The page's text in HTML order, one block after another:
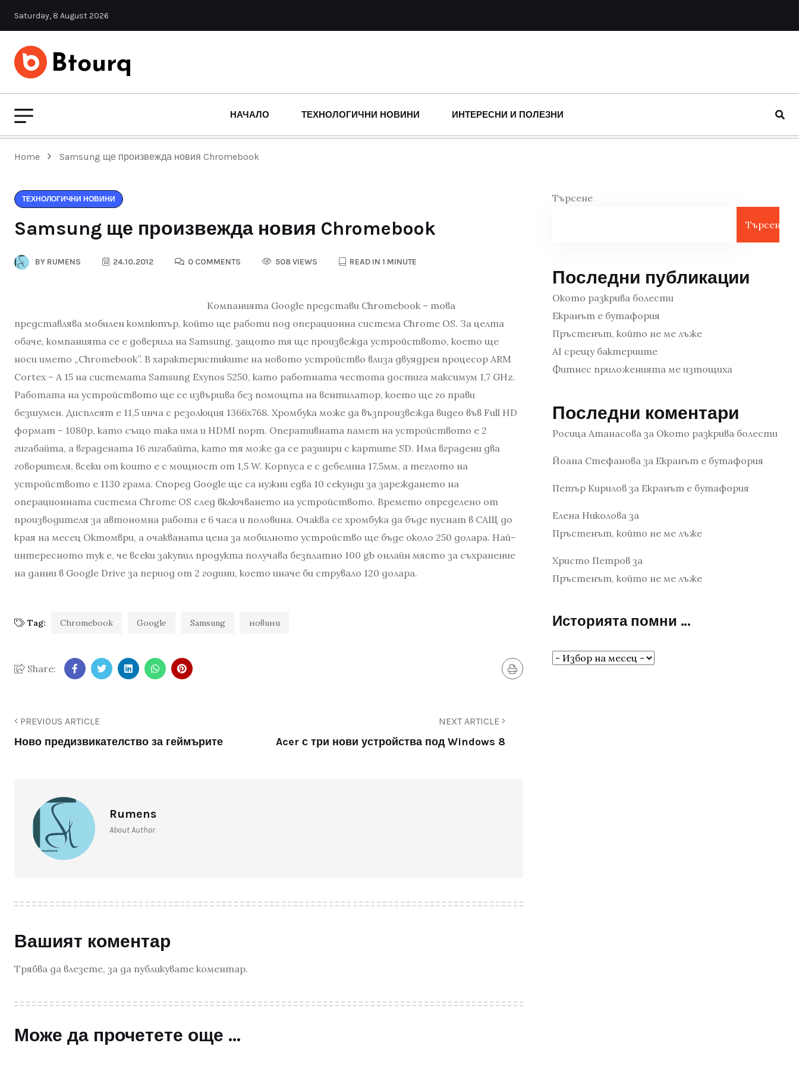
Saturday, 8 August 2026
НАЧАЛО ТЕХНОЛОГИЧНИ НОВИНИ ИНТЕРЕСНИ И ПОЛЕЗНИ
Home Samsung ще произвежда новия Chromebook
ТЕХНОЛОГИЧНИ НОВИНИ
Samsung ще произвежда новия Chromebook
BY RUMENS 24.10.2012 0 COMMENTS 508 VIEWS READ IN 1 MINUTE
Компанията Google представи Chromebook – това
представлява мобилен компютър, който ще работи под операционна система Chrome OS. За целта
обаче, компанията се е доверила на Samsung, защото тя ще произвежда устройството, което ще
носи името „Chromebook”. В характеристиките на новото устройство влиза двуядрен процесор ARM
Cortex – A 15 на системата Samsung Exynos 5250, като работната честота достига максимум 1,7 GHz.
Работата на устройството ще се извършва без помощта на вентилатор, което ще го прави
безшумен. Дисплеят е 11,5 инча с резолюция 1366х768. Хромбука може да възпроизвежда видео във Full HD
формат – 1080p, като също така има и HDMI порт. Оперативната памет на устройството е 2
гигабайта, а вградената 16 гигабайта, като тя може да се разшири с картите SD. Има вградени два
говорителя, всеки от които е с мощност от 1,5 W. Корпуса е с дебелина 17,5мм, а теглото на
устройството е 1130 грама. Според Google ще са нужни едва 10 секунди за зареждането на
операционната система Chrome OS след включването на устройството. Времето определено от
производителя за автономна работа е 6 часа и половина. Очаква се хромбука да бъде пуснат в САЩ до
края на месец Октомври, а очакваната цена за мобилното устройство ще бъде около 250 долара. Най-
интересното тук е, че всеки закупил продукта получава безплатно 100 gb онлайн място за съхранение
на данни в Google Drive за период от 2 години, което иначе би струвало 120 долара.
Tag: Chromebook Google Samsung новини
Share:
PREVIOUS ARTICLE
Ново предизвикателство за геймърите
NEXT ARTICLE
Acer с три нови устройства под Windows 8
Rumens
About Author
Вашият коментар
Трябва да влезете, за да публикувате коментар.
Може да прочетете още ...
Търсене
Търсене
Последни публикации
Окото разкрива болести
Екранът е бутафория
Пръстенът, който не ме лъже
AI срещу бактериите
Фитнес приложенията ме изтощиха
Последни коментари
Росица Атанасова за Окото разкрива болести
Йоана Стефанова за Екранът е бутафория
Петър Кирилов за Екранът е бутафория
Елена Николова за
Пръстенът, който не ме лъже
Христо Петров за
Пръстенът, който не ме лъже
Историята помни …
Историята